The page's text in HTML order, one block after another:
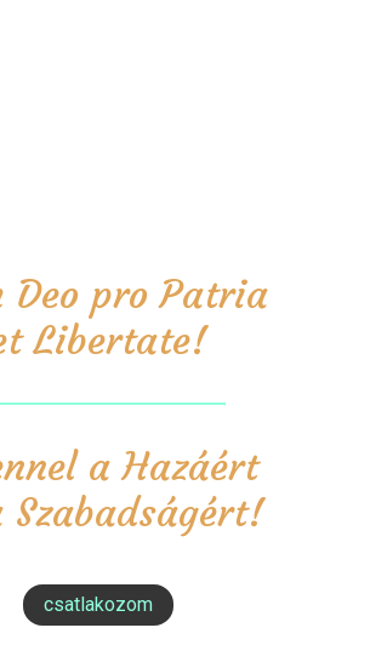
Deo pro Patria
Libertate!
a Hazáért
Szabadságért!
csatlakozom